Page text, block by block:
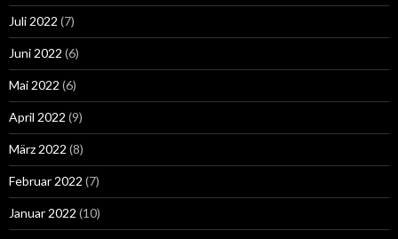
Juli 2022 (7)
Juni 2022 (6)
Mai 2022 (6)
April 2022 (9)
März 2022 (8)
Februar 2022 (7)
Januar 2022 (10)